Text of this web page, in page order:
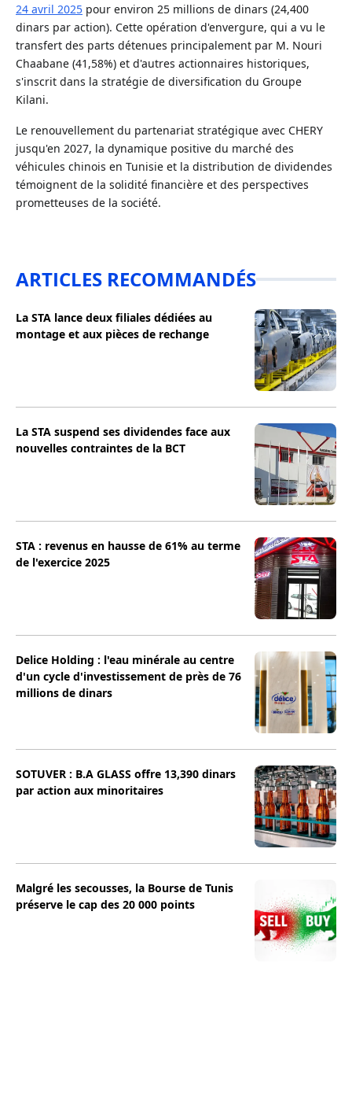
24 avril 2025 pour environ 25 millions de dinars (24,400
dinars par action). Cette opération d'envergure, qui a vu le
transfert des parts détenues principalement par M. Nouri
Chaabane (41,58%) et d'autres actionnaires historiques,
s'inscrit dans la stratégie de diversification du Groupe
Kilani.
Le renouvellement du partenariat stratégique avec CHERY
jusqu'en 2027, la dynamique positive du marché des
véhicules chinois en Tunisie et la distribution de dividendes
témoignent de la solidité financière et des perspectives
prometteuses de la société.
ARTICLES RECOMMANDÉS
La STA lance deux filiales dédiées au
montage et aux pièces de rechange
La STA suspend ses dividendes face aux
nouvelles contraintes de la BCT
STA : revenus en hausse de 61% au terme
de l'exercice 2025
Delice Holding : l'eau minérale au centre
d'un cycle d'investissement de près de 76
millions de dinars
SOTUVER : B.A GLASS offre 13,390 dinars
par action aux minoritaires
Malgré les secousses, la Bourse de Tunis
préserve le cap des 20 000 points